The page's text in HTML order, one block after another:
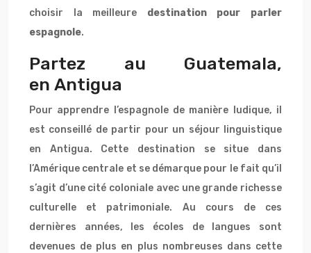
choisir la meilleure destination pour parler
espagnole.
Partez au Guatemala,
en Antigua
Pour apprendre l’espagnole de manière ludique, il
est conseillé de partir pour un séjour linguistique
en Antigua. Cette destination se situe dans
l’Amérique centrale et se démarque pour le fait qu’il
s’agit d’une cité coloniale avec une grande richesse
culturelle et patrimoniale. Au cours de ces
dernières années, les écoles de langues sont
devenues de plus en plus nombreuses dans cette